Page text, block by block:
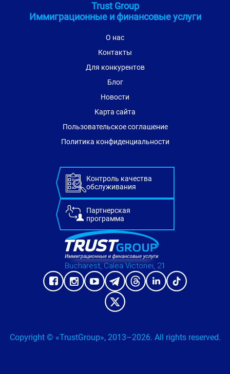
Trust Group
Иммиграционные и финансовые услуги
О нас
Контакты
Для конкурентов
Блог
Новости
Карта сайта
Пользовательское соглашение
Политика конфиденциальности
Bucharest, Calea Victoriei, 21
Контроль качества
обслуживания
Партнерская
программа
Copyright © «TrustGroup», 2013–2026. All rights reserved.